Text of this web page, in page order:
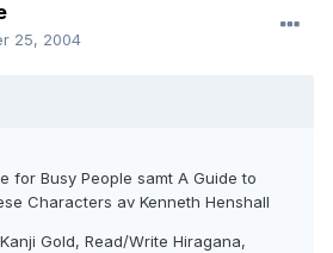
25, 2004
for Busy People samt A Guide to
Characters av Kenneth Henshall
Gold, Read/Write Hiragana,